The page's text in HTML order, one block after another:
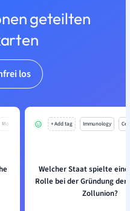
geteilten
los
Mo + Add tag Immunology
Welcher Staat spielte
Rolle bei der Gründung der
Zollunion?